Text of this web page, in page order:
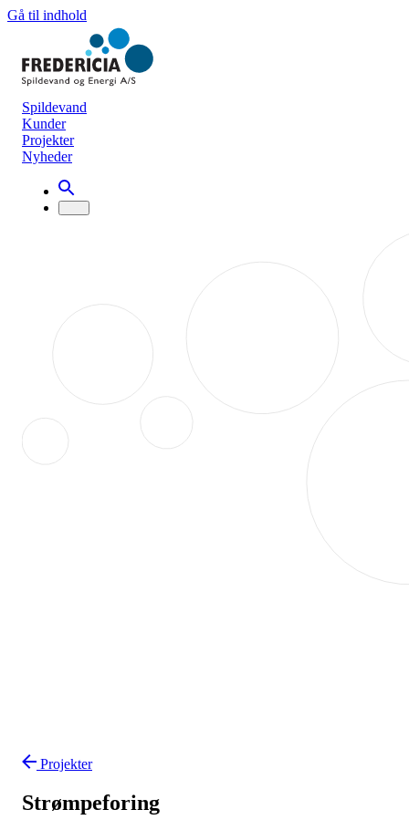
Gå til indhold
Spildevand
Kunder
Projekter
Nyheder
Projekter
Strømpeforing